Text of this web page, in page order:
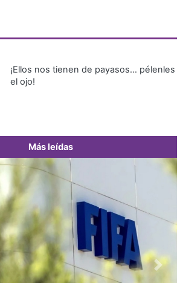
¡Ellos nos tienen de payasos… pélenles
el ojo!
Más leídas
Next